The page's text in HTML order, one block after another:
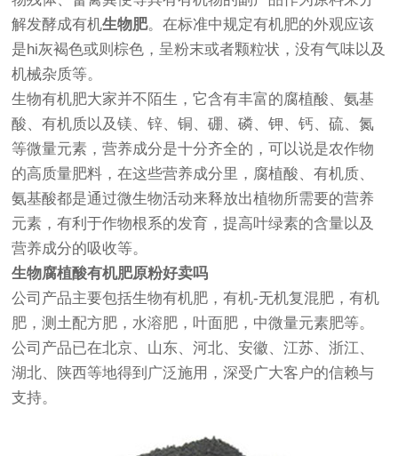
解发酵成有机生物肥。在标准中规定有机肥的外观应该
是hi灰褐色或则棕色，呈粉末或者颗粒状，没有气味以及
机械杂质等。
生物有机肥大家并不陌生，它含有丰富的腐植酸、氨基
酸、有机质以及镁、锌、铜、硼、磷、钾、钙、硫、氮
等微量元素，营养成分是十分齐全的，可以说是农作物
的高质量肥料，在这些营养成分里，腐植酸、有机质、
氨基酸都是通过微生物活动来释放出植物所需要的营养
元素，有利于作物根系的发育，提高叶绿素的含量以及
营养成分的吸收等。
生物腐植酸有机肥原粉好卖吗
公司产品主要包括生物有机肥，有机-无机复混肥，有机
肥，测土配方肥，水溶肥，叶面肥，中微量元素肥等。
公司产品已在北京、山东、河北、安徽、江苏、浙江、
湖北、陕西等地得到广泛施用，深受广大客户的信赖与
支持。